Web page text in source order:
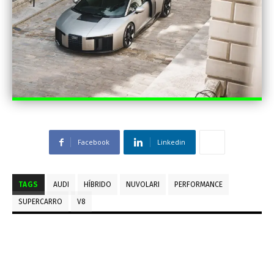
Facebook Linkedin
TAGS AUDI HÍBRIDO NUVOLARI
PERFORMANCE
SUPERCARRO
V8